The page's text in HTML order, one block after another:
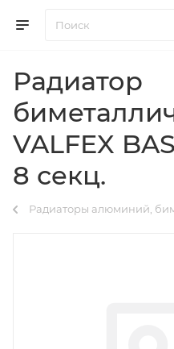
Радиатор
VALFEX
8 секц.
Радиаторы алюминий,